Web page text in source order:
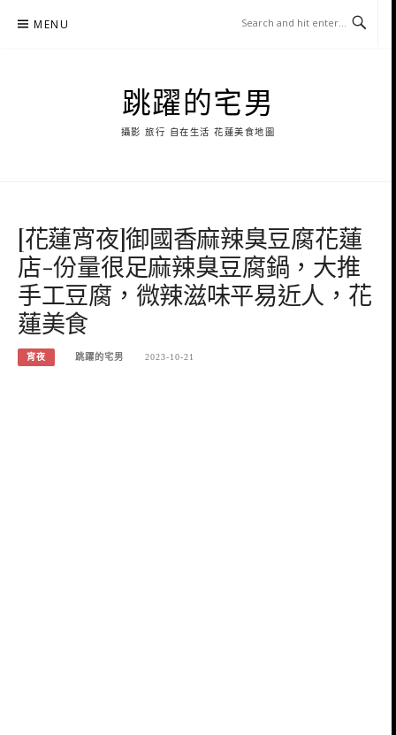
MENU
跳躍的宅男
攝影 旅行 自在生活 花蓮美食地圖
[花蓮宵夜]御國香麻辣臭豆腐花蓮
店-份量很足麻辣臭豆腐鍋，大推
手工豆腐，微辣滋味平易近人，花
蓮美食
宵夜 跳躍的宅男 2023-10-21